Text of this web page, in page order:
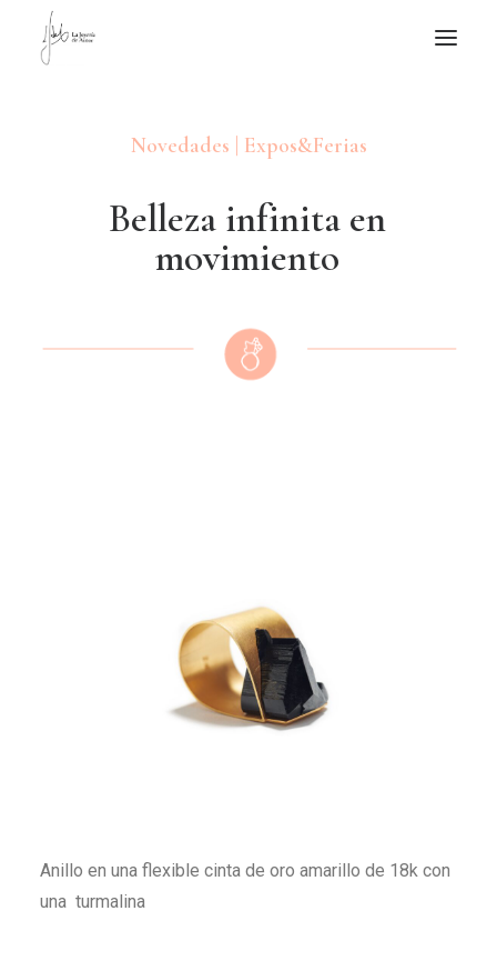
Novedades | Expos&Ferias
Belleza infinita en
movimiento
Anillo en una flexible cinta de oro amarillo de 18k con
una turmalina